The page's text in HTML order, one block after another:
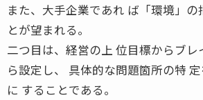
また、大手企業であれ ば「環境」の
とが望まれる。
二つ目は、経営の上 位目標からブレ
ら設定し、 具体的な問題箇所の特
に することである。